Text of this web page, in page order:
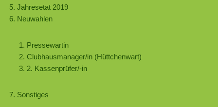
Jahresetat 2019
Neuwahlen
Pressewartin
Clubhausmanager/in (Hüttchenwart)
2. Kassenprüfer/-in
Sonstiges